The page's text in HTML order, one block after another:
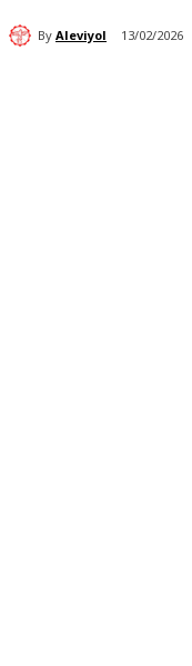
By Aleviyol 13/02/2026